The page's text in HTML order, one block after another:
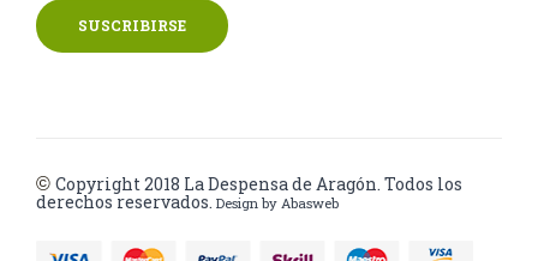
SUSCRIBIRSE
© Copyright 2018 La Despensa de Aragón. Todos los
derechos reservados. Design by Abasweb